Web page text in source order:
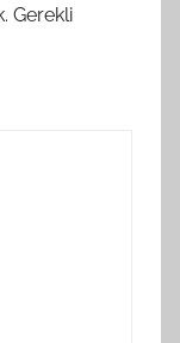
Gerekli